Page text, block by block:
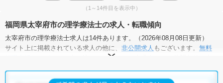
（1～14件目を表示中）
福岡県太宰府市の理学療法士の求人・転職傾向
太宰府市の理学療法士求人は14件あります。（2026年08月08日更新）
サイト上に掲載されている求人の他に、 非公開求人 もございます。 無料
にお申し込みいただくと、全求人からご希望条件に合